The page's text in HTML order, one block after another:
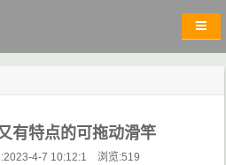
有特点的可拖动滑竿
4-7 10:12:1 浏览:519